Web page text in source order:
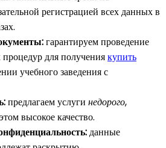
регистрацией всех данных в
гарантируем проведение
для получениякупить
учебного заведения с
предлагаем услуги недорого,
высокое качество.
данные